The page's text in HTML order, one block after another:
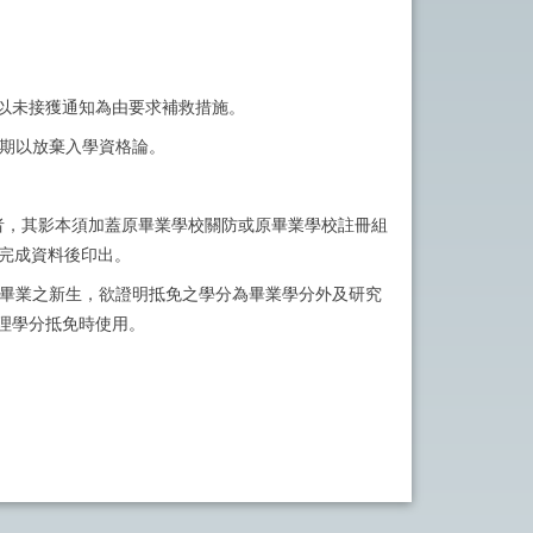
接獲通知為由要求補救措施。
以放棄入學資格論。
其影本須加蓋原畢業學校關防或原畢業學校註冊組
成資料後印出。
業之新生，欲證明抵免之學分為畢業學分外及研究
分抵免時使用。